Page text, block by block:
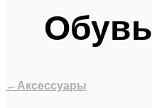
Обувь
←Аксессуары